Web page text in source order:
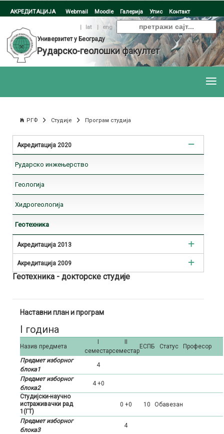
АКРЕДИТАЦИЈА Webmail Moodle Галерија Упис Контакт
| lat |
eng
Универзитет у Београду
Рударско-геолошки факултет
РГФ Студије Програм студија
Акредитација 2020
Рударско инжењерство
Геологија
Хидрогеологија
Геотехника
Акредитација 2013
Рударско инжењерство
Геотехника
Акредитација 2009
Рударско инжењерство
Геофизика
Геотехника - докторске студије
Наставни план и програм
I година
Назив предмета
семестарсеместар
ЕСПБ Статус
Професор
Предмет изборног
блока1
4
Предмет изборног
блока2
4 +0
Студијски-научно
истраживачки рад
1(ГТ)
0 +0 10 Oбавезан
Предмет изборног
блока3
4